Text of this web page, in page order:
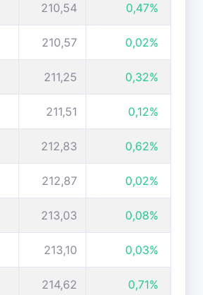
210,54 0,47%
210,57 0,02%
211,25 0,32%
211,51 0,12%
212,83 0,62%
212,87 0,02%
213,03 0,08%
213,10 0,03%
214,62 0,71%